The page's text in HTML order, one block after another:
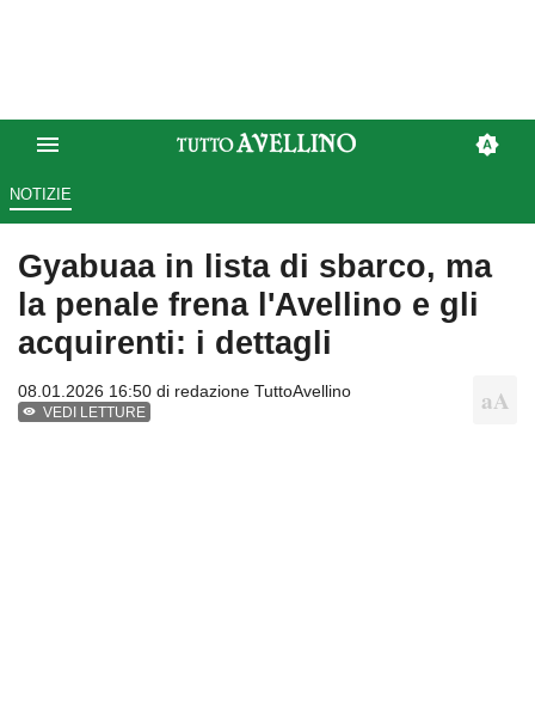
NOTIZIE
Gyabuaa in lista di sbarco, ma
la penale frena l'Avellino e gli
acquirenti: i dettagli
08.01.2026 16:50 di redazione TuttoAvellino
VEDI LETTURE